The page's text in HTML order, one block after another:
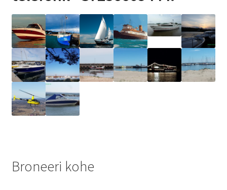
Kontakt
Broneeri
Majutus
Glämping
Vagunelamu
Kämping
Broneeri kohe